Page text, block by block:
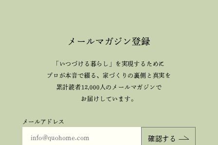
メールマガジン登録
「いつづける暮らし」を実現するために
プロが本音で綴る、家づくりの裏側と真実を
累計読者12,000人のメールマガジンで
お届けしています。
メールアドレス